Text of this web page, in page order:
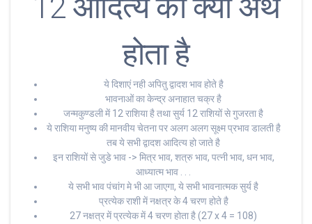
होता है
ये दिशाएं नही अपितु द्वादश भाव होते है
भावनाओं का केन्द्र अनाहात चक्र है
जन्मकुण्डली में 12 राशिया है तथा सुर्य 12 राशियों से गुजरता है
ये राशिया मनुष्य की मानवीय चेतना पर अलग अलग सूक्ष्म प्रभाव डालती है
तब ये सभी द्वादश आदित्य हो जाते है
इन राशियों से जुडे भाव -> मित्र भाव, शत्रु भाव, पत्नी भाव, धन भाव,
आध्यात्म भाव . . .
ये सभी भाव पंचांग मे भी आ जाएगा, ये सभी भावनात्मक सुर्य है
प्रत्येक राशी में नक्षत्र के 4 चरण होते है
27 नक्षत्र में प्रत्येक में 4 चरण होता है (27 x 4 = 108)